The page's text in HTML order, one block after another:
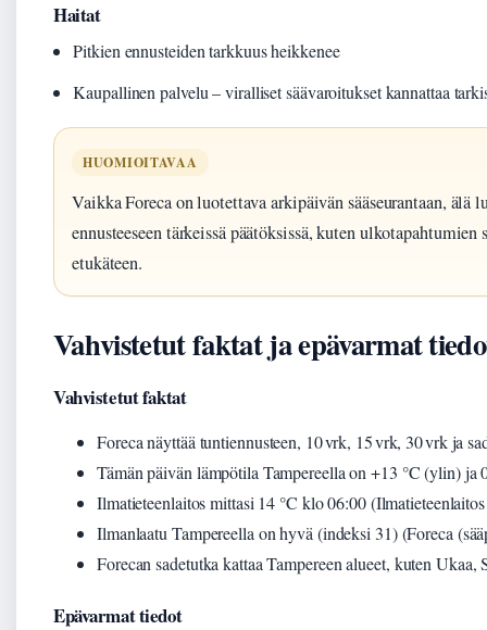
Haitat
Pitkien ennusteiden tarkkuus heikkenee
Kaupallinen palvelu – viralliset säävaroitukset kannattaa
HUOMIOITAVAA
Vaikka Foreca on luotettava arkipäivän sääseurantaan, älä
ennusteeseen tärkeissä päätöksissä, kuten
etukäteen.
Vahvistetut faktat ja epävarmat
Vahvistetut faktat
Foreca näyttää tuntiennusteen, 10 vrk, 15 vrk, 30 vrk ja
Tämän päivän lämpötila Tampereella on +13 °C (ylin) ja
Ilmatieteenlaitos mittasi 14 °C klo 06:00
Ilmanlaatu Tampereella on hyvä (indeksi 31) (Foreca
Forecan sadetutka kattaa Tampereen alueet, kuten
Epävarmat tiedot